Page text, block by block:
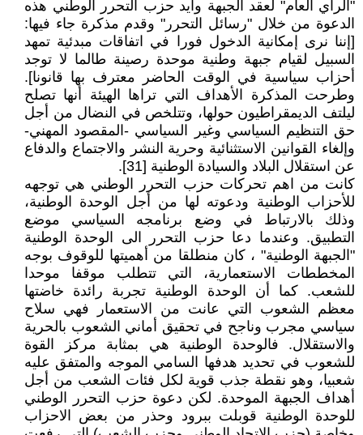
"الرأي العام" لعقد الجبهة وأيد حزب التحرر الوطني هذه
الدعوة من خلال "رسائل التحرر" وقدم مذكرة جاء فيها:
[إننا نرى إمكانية الدخول فورا في اتفاقات مبدئية تمهد
السبيل لقيام جبهة وطنية موحدة رصينة طالما لا توجد
أحزاب سياسية في الوقت الحاضر معترف بها قانونا].
وطرحت المذكرة الأهداف التي تراها الهيئة أنها تصلح
ليلتف الديمقراطيون حولها، وتتلخص في النضال من أجل
حق التنظيم السياسي وغير السياسي -المقصود المهني-
وإلغاء القوانين الاستثنائية وحرية النشر والاجتماع والدفاع
عن استقلال البلاد والسيادة الوطنية [31].
كانت من اهم تحركات حزب التحرر الوطني هي توجهه
للأحزاب الوطنية ودعوته لها من أجل الوحدة الوطنية،
وذلك بالارتباط في وضع برنامجه السياسي موضع
التطبيق. وعندما دعا حزب التحرر الى الوحدة الوطنية
"الجبهة الوطنية" ، كان منطلقا من أهميتها للوقوف بوجه
المخططات الاستعمارية، التي تتطلب موقفا موحدا
للشعب. كما أن الوحدة الوطنية تجربة رائدة خاضتها
معظم الشعوب التي عانت من الاستعمار فهي سلاح
سياسي مجرب وناجح في تحقيق أماني الشعوب بالحرية
والاستقلال. فالوحدة الوطنية هي بمثابة مركز القوة
للشعوب في تحديد هدفها السامي الموجه والمتفق عليه
شعبيا، وهو نقطة جذب قوية لكل فئات الشعب من أجل
أهداف الجبهة الموحدة. لكن دعوة حزب التحرر الوطني
للوحدة الوطنية قوبلت ببرود وحذر من بعض الاحزاب